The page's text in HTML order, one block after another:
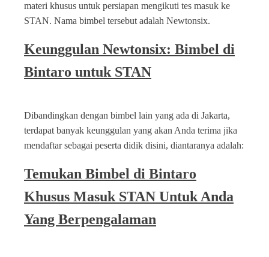
materi khusus untuk persiapan mengikuti tes masuk ke
STAN. Nama bimbel tersebut adalah Newtonsix.
Keunggulan Newtonsix: Bimbel di
Bintaro untuk STAN
Dibandingkan dengan bimbel lain yang ada di Jakarta,
terdapat banyak keunggulan yang akan Anda terima jika
mendaftar sebagai peserta didik disini, diantaranya adalah:
Temukan Bimbel di Bintaro
Khusus Masuk STAN Untuk Anda
Yang Berpengalaman